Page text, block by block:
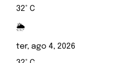
32° C
🌦️
ter, ago 4, 2026